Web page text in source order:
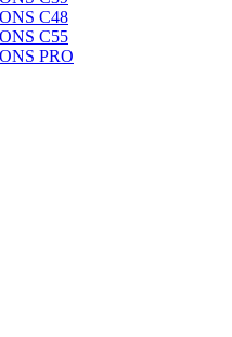
C48
C55
PRO